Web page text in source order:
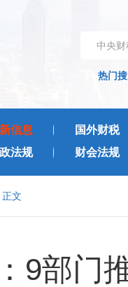
中央
热门
信息
国外财税
法规 财会法规
正文
9部门